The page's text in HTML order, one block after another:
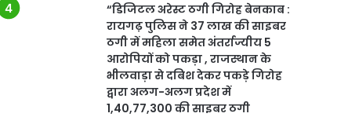
“डिजिटल अरेस्ट ठगी गिरोह बेनकाब :
रायगढ़ पुलिस ने 37 लाख की साइबर
ठगी में महिला समेत अंतर्राज्यीय 5
आरोपियों को पकड़ा , राजस्थान के
भीलवाड़ा से दबिश देकर पकड़े गिरोह
द्वारा अलग-अलग प्रदेश में
1,40,77,300 की साइबर ठगी